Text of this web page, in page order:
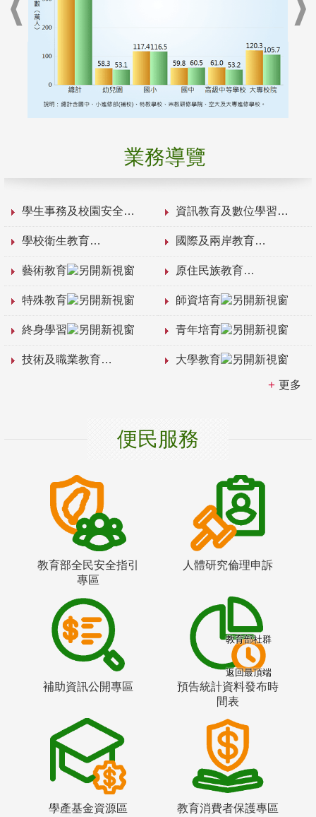
業務導覽
學生事務及校園安全 資訊教育及數位學習
學校衛生教育 國際及兩岸教育
藝術教育 原住民族教育
特殊教育 師資培育
終身學習 青年培育
技術及職業教育 大學教育
更多
便民服務
教育部全民安全指引
專區
人體研究倫理申訴
補助資訊公開專區
預告統計資料發布時
間表
學產基金資源區 教育消費者保護專區
教育部社群
返回最頂端